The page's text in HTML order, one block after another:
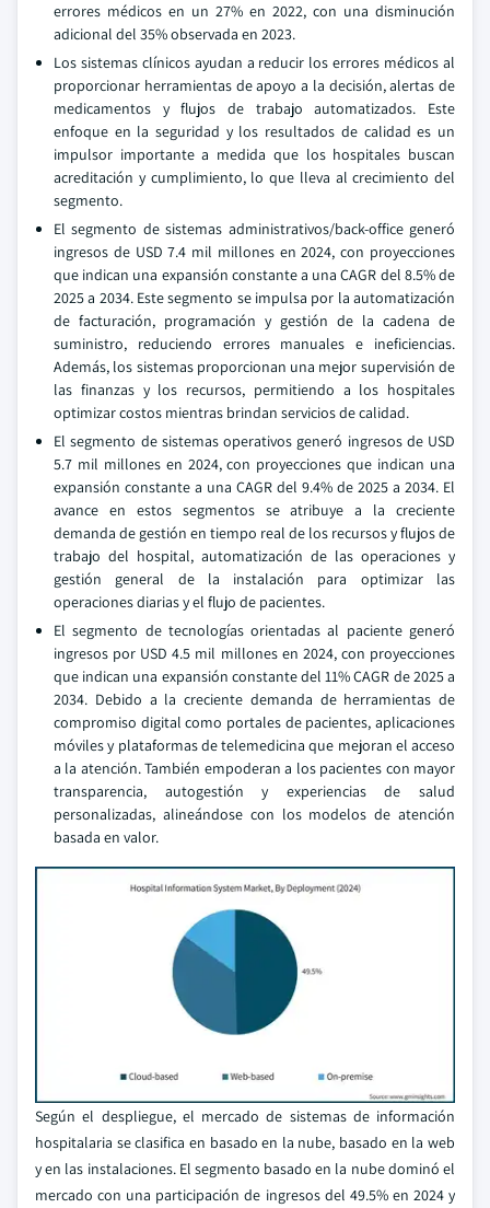
errores médicos en un 27% en 2022, con una disminución
adicional del 35% observada en 2023.
Los sistemas clínicos ayudan a reducir los errores médicos al
proporcionar herramientas de apoyo a la decisión, alertas de
medicamentos y flujos de trabajo automatizados. Este
enfoque en la seguridad y los resultados de calidad es un
impulsor importante a medida que los hospitales buscan
acreditación y cumplimiento, lo que lleva al crecimiento del
segmento.
El segmento de sistemas administrativos/back-office generó
ingresos de USD 7.4 mil millones en 2024, con proyecciones
que indican una expansión constante a una CAGR del 8.5% de
2025 a 2034. Este segmento se impulsa por la automatización
de facturación, programación y gestión de la cadena de
suministro, reduciendo errores manuales e ineficiencias.
Además, los sistemas proporcionan una mejor supervisión de
las finanzas y los recursos, permitiendo a los hospitales
optimizar costos mientras brindan servicios de calidad.
El segmento de sistemas operativos generó ingresos de USD
5.7 mil millones en 2024, con proyecciones que indican una
expansión constante a una CAGR del 9.4% de 2025 a 2034. El
avance en estos segmentos se atribuye a la creciente
demanda de gestión en tiempo real de los recursos y flujos de
trabajo del hospital, automatización de las operaciones y
gestión general de la instalación para optimizar las
operaciones diarias y el flujo de pacientes.
El segmento de tecnologías orientadas al paciente generó
ingresos por USD 4.5 mil millones en 2024, con proyecciones
que indican una expansión constante del 11% CAGR de 2025 a
2034. Debido a la creciente demanda de herramientas de
compromiso digital como portales de pacientes, aplicaciones
móviles y plataformas de telemedicina que mejoran el acceso
a la atención. También empoderan a los pacientes con mayor
transparencia, autogestión y experiencias de salud
personalizadas, alineándose con los modelos de atención
basada en valor.
Según el despliegue, el mercado de sistemas de información
hospitalaria se clasifica en basado en la nube, basado en la web
y en las instalaciones. El segmento basado en la nube dominó el
mercado con una participación de ingresos del 49.5% en 2024 y